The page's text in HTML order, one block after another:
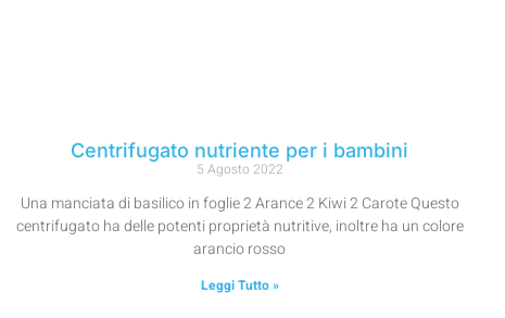
Centrifugato nutriente per i bambini
5 Agosto 2022
Una manciata di basilico in foglie 2 Arance 2 Kiwi 2 Carote Questo
centrifugato ha delle potenti proprietà nutritive, inoltre ha un colore
arancio rosso
Leggi Tutto »